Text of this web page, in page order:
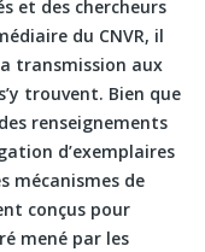
et des chercheurs
du CNVR, il
transmission aux
trouvent. Bien que
renseignements
d’exemplaires
mécanismes de
conçus pour
mené par les